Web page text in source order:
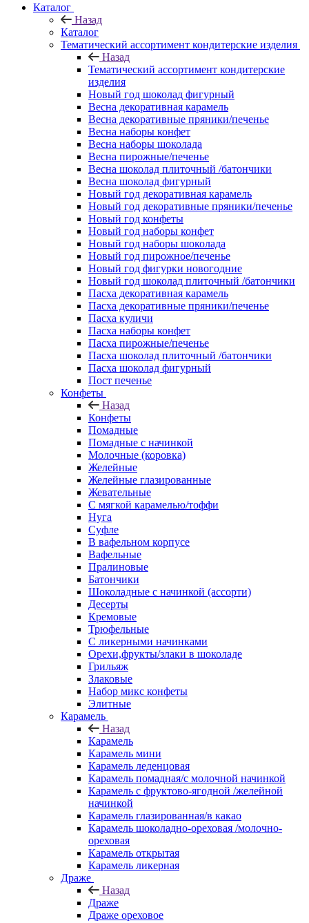
Каталог
Назад
Каталог
Тематический ассортимент кондитерские изделия
Назад
Тематический ассортимент кондитерские
изделия
Новый год шоколад фигурный
Весна декоративная карамель
Весна декоративные пряники/печенье
Весна наборы конфет
Весна наборы шоколада
Весна пирожные/печенье
Весна шоколад плиточный /батончики
Весна шоколад фигурный
Новый год декоративная карамель
Новый год декоративные пряники/печенье
Новый год конфеты
Новый год наборы конфет
Новый год наборы шоколада
Новый год пирожное/печенье
Новый год фигурки новогодние
Новый год шоколад плиточный /батончики
Пасха декоративная карамель
Пасха декоративные пряники/печенье
Пасха куличи
Пасха наборы конфет
Пасха пирожные/печенье
Пасха шоколад плиточный /батончики
Пасха шоколад фигурный
Пост печенье
Конфеты
Назад
Конфеты
Помадные
Помадные с начинкой
Молочные (коровка)
Желейные
Желейные глазированные
Жевательные
С мягкой карамелью/тоффи
Нуга
Суфле
В вафельном корпусе
Вафельные
Пралиновые
Батончики
Шоколадные с начинкой (ассорти)
Десерты
Кремовые
Трюфельные
С ликерными начинками
Орехи,фрукты/злаки в шоколаде
Грильяж
Злаковые
Набор микс конфеты
Элитные
Карамель
Назад
Карамель
Карамель мини
Карамель леденцовая
Карамель помадная/с молочной начинкой
Карамель с фруктово-ягодной /желейной
начинкой
Карамель глазированная/в какао
Карамель шоколадно-ореховая /молочно-
ореховая
Карамель открытая
Карамель ликерная
Драже
Назад
Драже
Драже ореховое